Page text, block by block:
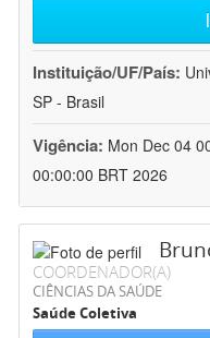
Instituição/UF/País:
SP - Brasil
Vigência: Mon Dec 04
00:00:00 BRT 2026
COORDENADOR(A)
CIÊNCIAS DA SAÚDE
Saúde Coletiva